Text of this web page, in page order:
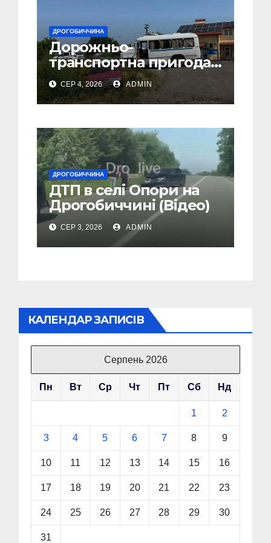
ДРОГОБИЧЧИНА
Дорожньо-
транспортна пригода
у селі Попелі на
Дрогобиччині
СЕР 4, 2026 ADMIN
ДРОГОБИЧЧИНА
ДТП в селі Опори на
Дрогобиччині (Відео)
СЕР 3, 2026 ADMIN
КАЛЕНДАР ЗАПИСІВ
Серпень 2026
Пн Вт Ср Чт Пт Сб Нд
1 2
3 4 5 6 7 8 9
10 11 12 13 14 15 16
17 18 19 20 21 22 23
24 25 26 27 28 29 30
31